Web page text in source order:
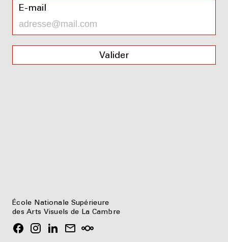
E-mail
Valider
École Nationale Supérieure
des Arts Visuels de La Cambre